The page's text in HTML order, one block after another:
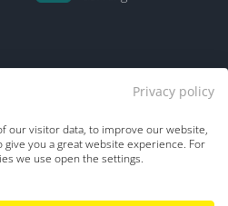
Kontakt Über uns
Privacy policy
our visitor data, to improve our website,
you a great website experience. For
we use open the settings.